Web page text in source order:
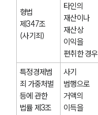
형법
제347조
(사기죄)
타인의
재산이나
재산상
이익을
편취한 경우
특정경제범
죄 가중처벌
등에 관한
법률 제3조
사기
범행으로
거액의
이득을